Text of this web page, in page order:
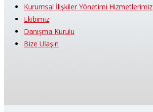
Kurumsal İlişkiler Yönetimi Hizmetlerimiz
Ekibimiz
Danışma Kurulu
Bize Ulaşın